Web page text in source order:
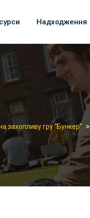
Надходження
захопливу гру “Бункер”. >